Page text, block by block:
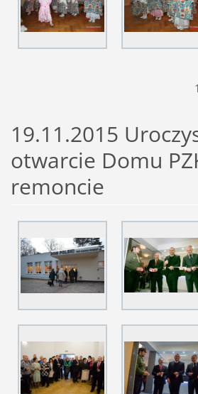
1
19.11.2015
otwarcie Domu
remoncie